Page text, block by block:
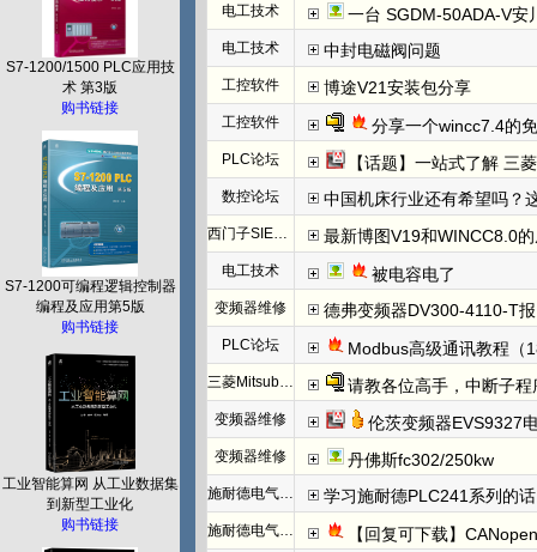
S7-1200/1500 PLC应用技
术 第3版
购书链接
S7-1200可编程逻辑控制器
编程及应用第5版
购书链接
工业智能算网 从工业数据集
到新型工业化
购书链接
电工技术 一台 SGDM-50ADA-V安
电工技术 中封电磁阀问题
工控软件 博途V21安装包分享
工控软件 分享一个wincc7.4的
PLC论坛 【话题】一站式了解 三菱FX5U
数控论坛 中国机床行业还有希望吗？
西门子SIEMENS 最新博图V19和WINCC8.0
电工技术 被电容电了
变频器维修 德弗变频器DV300-4110-T报NFF故
PLC论坛 Modbus高级通讯教程（
三菱Mitsubishi 请教各位高手，中断子
变频器维修 伦茨变频器EVS9327
变频器维修 丹佛斯fc302/250kw
施耐德电气PLC 学习施耐德PLC241系列的
施耐德电气PLC 【回复可下载】